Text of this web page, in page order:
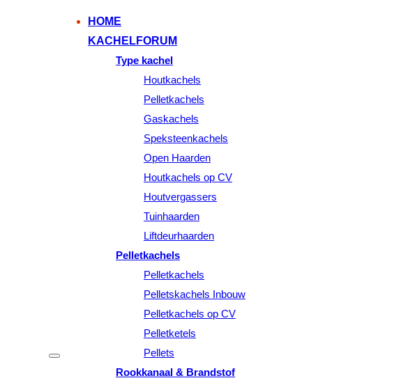
HOME
KACHELFORUM
Type kachel
Houtkachels
Pelletkachels
Gaskachels
Speksteenkachels
Open Haarden
Houtkachels op CV
Houtvergassers
Tuinhaarden
Liftdeurhaarden
Pelletkachels
Pelletkachels
Pelletskachels Inbouw
Pelletkachels op CV
Pelletketels
Pellets
Rookkanaal & Brandstof